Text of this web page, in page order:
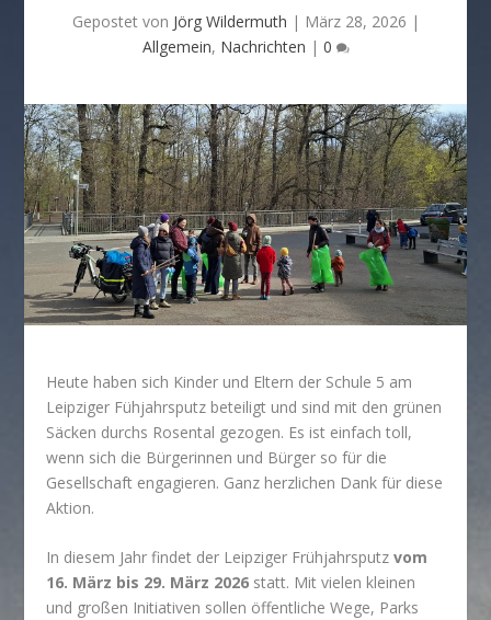
Gepostet von Jörg Wildermuth | März 28, 2026 |
Allgemein, Nachrichten | 0
Heute haben sich Kinder und Eltern der Schule 5 am
Leipziger Fühjahrsputz beteiligt und sind mit den grünen
Säcken durchs Rosental gezogen. Es ist einfach toll,
wenn sich die Bürgerinnen und Bürger so für die
Gesellschaft engagieren. Ganz herzlichen Dank für diese
Aktion.
In diesem Jahr findet der Leipziger Frühjahrsputzvom
16. März bis 29. März 2026 statt. Mit vielen kleinen
und großen Initiativen sollen öffentliche Wege, Parks